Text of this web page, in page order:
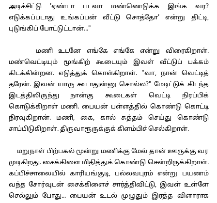
அடிச்சிட்டு 'ஏண்டா படவா மண்ணெடுக்க இங்க வர?
எடுக்கப்படாது உங்கப்பன் வீட்டு சொத்தோ' என்று திட்டி,
புடுங்கிப் போட்டுட்டான்..."
மணி உடனே எங்கே எங்கே என்று விரைகிறாள்.
மண்வெட்டியும் மூங்கிற் கூடையும் இவள் வீட்டுப் பக்கம்
கிடக்கின்றன. எடுத்துக் கொள்கிறாள். "வா, நான் வெட்டித்
தரேன். இவன் யாரு கூடாதுன்னு சொல்ல?" மேடிட்டுக் கிடந்த
இடத்திலிருந்து நான்கு கூடைகள் வெட்டி நிரப்பிக்
கொடுக்கிறாள் மணி. பையன் பள்ளத்தில் கொண்டு கொட்டி
நிரவுகிறான். மணி, கை, கால் சுத்தம் செய்து கொண்டு
சாப்பிடுகிறாள். திருவாரூருக்குக் கிளம்பிச் செல்கிறாள்.
மறுநாள் பிற்பகல் மூன்று மணிக்கு மேல் தான் ஊருக்கு வர
முடிகிறது. சைக்கிளை மிதித்துக் கொண்டு சென்றிருக்கிறாள்.
கப்பிச்சாலையில் காரியங்குடி, பல்லவபுரம் என்று பயணம்
வந்த சோர்வுடன் சைக்கிளைச் சார்த்திவிட்டு, இவள் உள்ளே
செல்லும் போது... பையன் உடல் முழுதும் இரத்த விளாராக